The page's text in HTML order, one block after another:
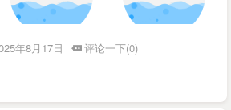
年8月17日
评论一下(0)